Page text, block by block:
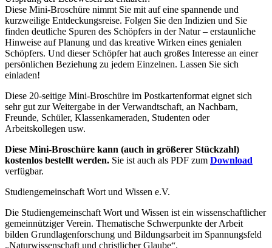
Diese Mini-Broschüre nimmt Sie mit auf eine spannende und
kurzweilige Entdeckungsreise. Folgen Sie den Indizien und Sie
finden deutliche Spuren des Schöpfers in der Natur – erstaunliche
Hinweise auf Planung und das kreative Wirken eines genialen
Schöpfers. Und dieser Schöpfer hat auch großes Interesse an einer
persönlichen Beziehung zu jedem Einzelnen. Lassen Sie sich
einladen!
Diese 20-seitige Mini-Broschüre im Postkartenformat eignet sich
sehr gut zur Weitergabe in der Verwandtschaft, an Nachbarn,
Freunde, Schüler, Klassenkameraden, Studenten oder
Arbeitskollegen usw.
Diese Mini-Broschüre kann (auch in größerer Stückzahl)
kostenlos bestellt werden. Sie ist auch als PDF zum Download
verfügbar.
Studiengemeinschaft Wort und Wissen e.V.
Die Studiengemeinschaft Wort und Wissen ist ein wissenschaftlicher
gemeinnütziger Verein. Thematische Schwerpunkte der Arbeit
bilden Grundlagenforschung und Bildungsarbeit im Spannungsfeld
„Naturwissenschaft und christlicher Glaube“.